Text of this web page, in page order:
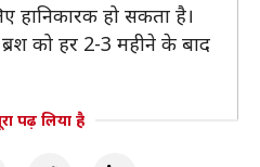
हानिकारक हो सकता है।
को हर 2-3 महीने के बाद
पढ़ लिया है